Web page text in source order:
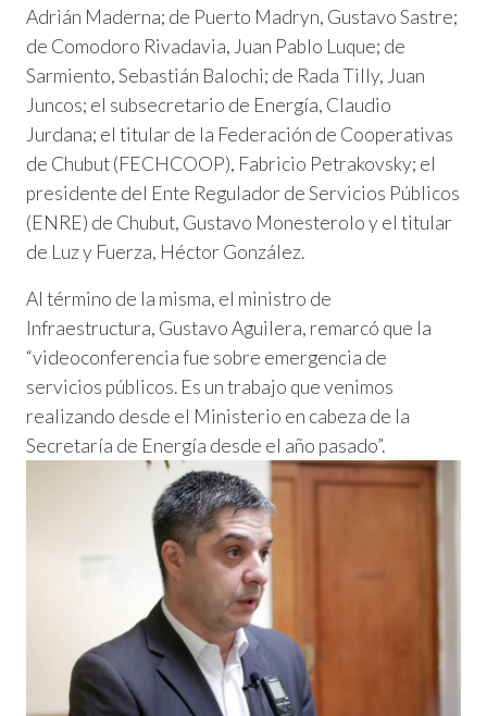
Adrián Maderna; de Puerto Madryn, Gustavo Sastre;
de Comodoro Rivadavia, Juan Pablo Luque; de
Sarmiento, Sebastián Balochi; de Rada Tilly, Juan
Juncos; el subsecretario de Energía, Claudio
Jurdana; el titular de la Federación de Cooperativas
de Chubut (FECHCOOP), Fabricio Petrakovsky; el
presidente del Ente Regulador de Servicios Públicos
(ENRE) de Chubut, Gustavo Monesterolo y el titular
de Luz y Fuerza, Héctor González.
Al término de la misma, el ministro de
Infraestructura, Gustavo Aguilera, remarcó que la
“videoconferencia fue sobre emergencia de
servicios públicos. Es un trabajo que venimos
realizando desde el Ministerio en cabeza de la
Secretaría de Energía desde el año pasado”.